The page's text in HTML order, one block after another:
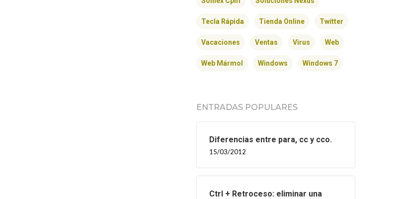
Tecla Rápida Tienda Online Twitter
Vacaciones Ventas Virus Web
Web Mármol Windows Windows 7
ENTRADAS POPULARES
Diferencias entre para, cc y cco.
15/03/2012
Ctrl + Retroceso: eliminar una